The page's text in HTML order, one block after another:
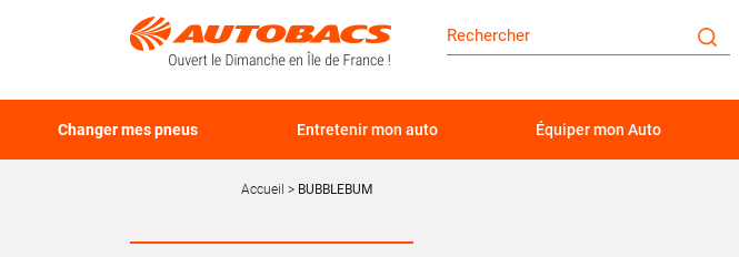
Changer mes pneus Entretenir mon auto Équiper mon Auto
Accueil BUBBLEBUM